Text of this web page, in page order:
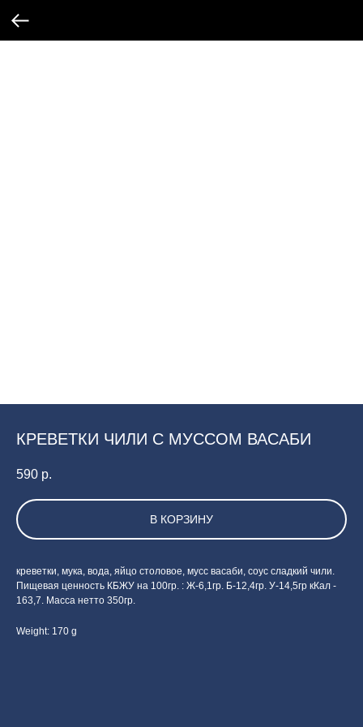
КРЕВЕТКИ ЧИЛИ С МУССОМ ВАСАБИ
590 р.
В КОРЗИНУ
креветки, мука, вода, яйцо столовое, мусс васаби, соус сладкий чили.
Пищевая ценность КБЖУ на 100гр. : Ж-6,1гр. Б-12,4гр. У-14,5гр кКал -
163,7. Масса нетто 350гр.
Weight: 170 g